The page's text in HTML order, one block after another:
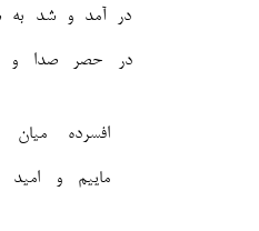
در آمد و شد به
‎در حصر صدا و دود بی‌اندازه
افسرده میان
ماییم و امید